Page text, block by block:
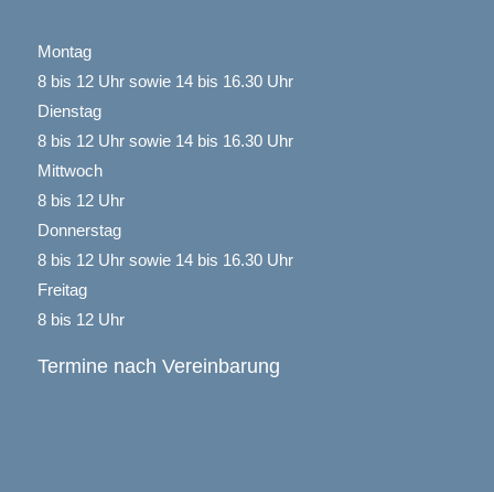
Montag
8 bis 12 Uhr sowie 14 bis 16.30 Uhr
Dienstag
8 bis 12 Uhr sowie 14 bis 16.30 Uhr
Mittwoch
8 bis 12 Uhr
Donnerstag
8 bis 12 Uhr sowie 14 bis 16.30 Uhr
Freitag
8 bis 12 Uhr
Termine nach Vereinbarung